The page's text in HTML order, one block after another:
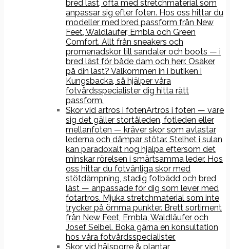
bred läst, ofta med stretchmaterial som
anpassar sig efter foten. Hos oss hittar du
modeller med bred passform från New
Feet, Waldläufer, Embla och Green
Comfort. Allt från sneakers och
promenadskor till sandaler och boots — i
bred läst för både dam och herr. Osäker
på din läst? Välkommen in i butiken i
Kungsbacka, så hjälper våra
fotvårdsspecialister dig hitta rätt
passform.
Skor vid artros i fotenArtros i foten — vare
sig det gäller stortåleden, fotleden eller
mellanfoten — kräver skor som avlastar
lederna och dämpar stötar. Stelhet i sulan
kan paradoxalt nog hjälpa eftersom det
minskar rörelsen i smärtsamma leder. Hos
oss hittar du fotvänliga skor med
stötdämpning, stadig fotbädd och bred
läst — anpassade för dig som lever med
fotartros. Mjuka stretchmaterial som inte
trycker på ömma punkter. Brett sortiment
från New Feet, Embla, Waldläufer och
Josef Seibel. Boka gärna en konsultation
hos våra fotvårdsspecialister.
Skor vid hälsporre & plantar